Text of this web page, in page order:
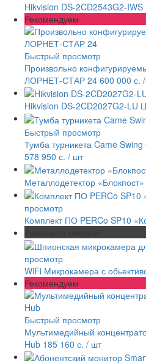
Hikvision DS-2CD2543G2-IWS
Рекомендуем
Быстрый просмотр
Произвольно
ЛОРНЕТ-СТАР 24 600 000 с.
Hikvision DS-2CD2027G2-LU
Быстрый просмотр
Тумба турникета Came
578 950 с. / шт
Металлодетектор
просмотр
Комплект ПО PERCo SP10
просмотр
WiFi Микрокамера с
Рекомендуем
Быстрый просмотр
Мультимедийный
Hub 185 160 с. / шт